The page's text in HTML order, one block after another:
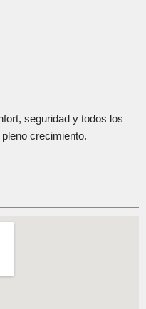
seguridad y todos los
crecimiento.